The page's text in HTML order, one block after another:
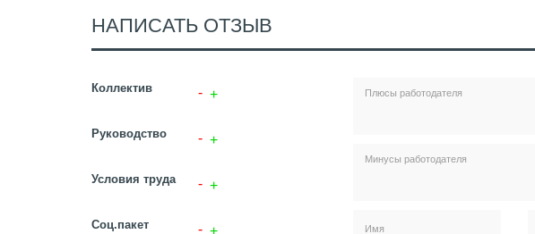
НАПИСАТЬ ОТЗЫВ
Коллектив
Руководство
Условия труда
Соц.пакет